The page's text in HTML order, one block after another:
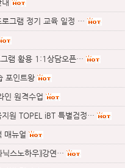
그램 정기 교육 일정 …
램 활용 1:1상담오픈…
포인트왕
인 원격수업
원 TOPEL iBT 특별검정…
매뉴얼
닉스노하우〗강연…